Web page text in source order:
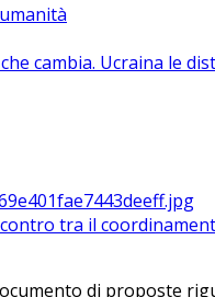
cambia. Ucraina le
tra il
di proposte